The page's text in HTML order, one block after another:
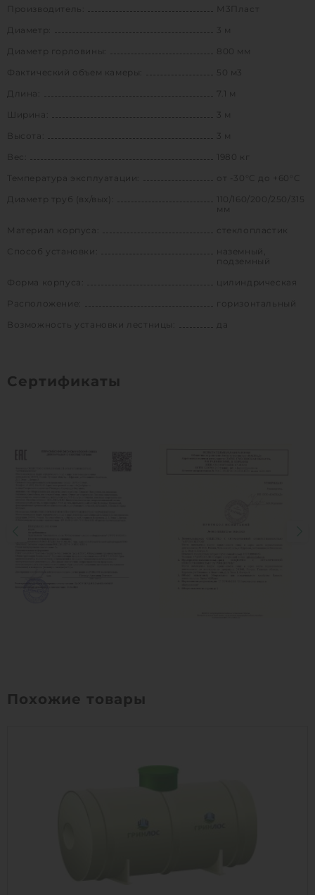
Производитель:
М3Пласт
Диаметр:
3 м
Диаметр горловины:
800 мм
Фактический объем камеры:
50 м3
Длина:
7.1 м
Ширина:
3 м
Высота:
3 м
1980 кг
Температура эксплуатации:
от -30°C до +60°C
Диаметр труб (вх/вых):
110/160/200/250/315
мм
Материал корпуса:
стеклопластик
Способ установки:
наземный,
подземный
Форма корпуса:
цилиндрическая
Расположение:
горизонтальный
Возможность установки лестницы:
да
Сертификаты
Похожие товары